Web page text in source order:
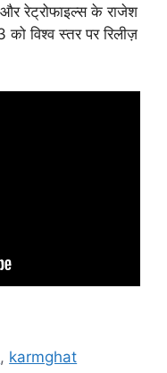
रेट्रोफाइल्स के राजेश
को विश्व स्तर पर रिलीज़
, karmghat